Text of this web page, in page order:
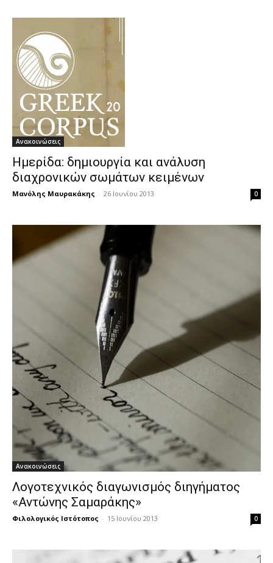
Ανακοινώσεις
Ημερίδα: δημιουργία και ανάλυση
διαχρονικών σωμάτων κειμένων
Μανόλης Μαυρακάκης - 26 Ιουνίου 2013 0
Ανακοινώσεις
Λογοτεχνικός διαγωνισμός διηγήματος
«Αντώνης Σαμαράκης»
Φιλολογικός Ιστότοπος - 15 Ιουνίου 2013 0